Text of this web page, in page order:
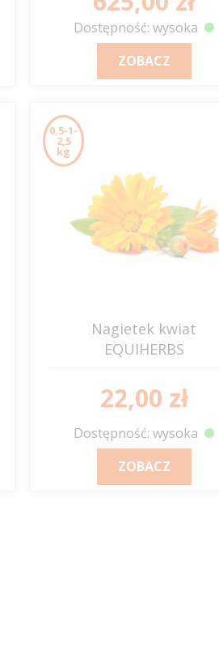
Dostępność: wysoka
ZOBACZ
0,5-1-
2,5
kg
Nagietek kwiat
EQUIHERBS
22,00 zł
Dostępność: wysoka
ZOBACZ